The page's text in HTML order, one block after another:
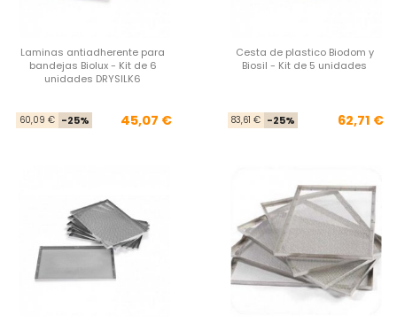
Laminas antiadherente para
bandejas Biolux - Kit de 6
unidades DRYSILK6
Precio base
60,09 € -25% Precio
45,07 €
Cesta de plastico Biodom y
Biosil - Kit de 5 unidades
83,61 € -25% 62,71 €